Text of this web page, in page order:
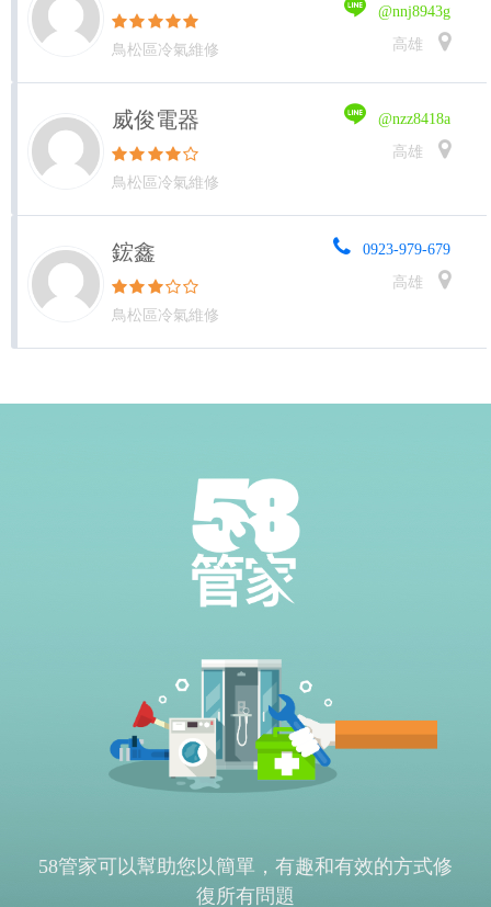
鳥松區冷氣維修
@nnj8943g
高雄
威俊電器
鳥松區冷氣維修
@nzz8418a
高雄
鋐鑫
鳥松區冷氣維修
0923-979-679
高雄
58管家可以幫助您以簡單，有趣和有效的方式修
復所有問題